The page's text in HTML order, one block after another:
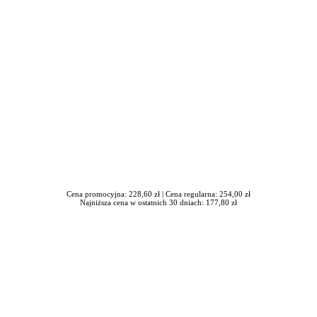
Cena promocyjna: 228,60 zł | Cena regularna: 254,00 zł
Najniższa cena w ostatnich 30 dniach: 177,80 zł